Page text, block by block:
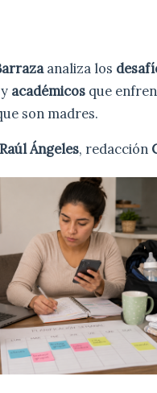
analiza los
y académicos que
son madres.
Raúl Ángeles, redacción